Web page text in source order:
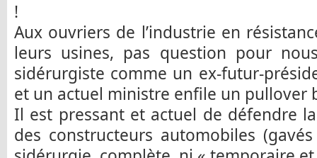
!
Aux ouvriers de l’industrie en
leurs usines, pas question pour
sidérurgiste comme un ex-futur-
et un actuel ministre enfile un pullover
Il est pressant et actuel de défendre
des constructeurs automobiles